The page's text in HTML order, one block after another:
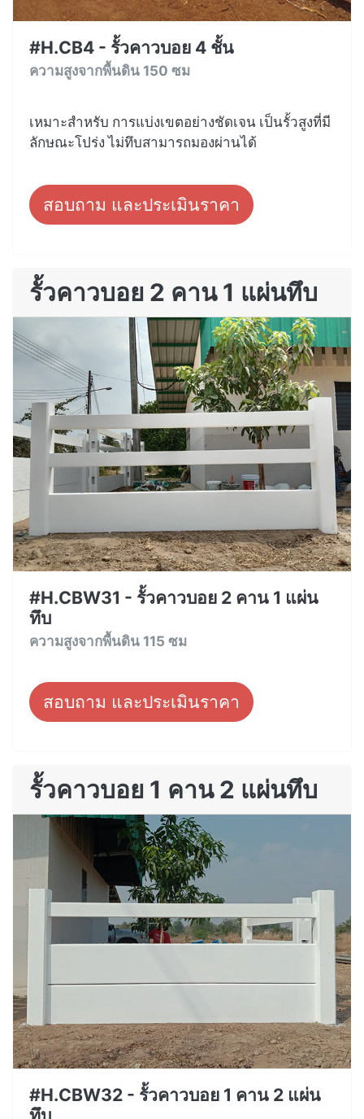
#H.CB4 - รั้วคาวบอย 4 ชั้น
ความสูงจากพื้นดิน 150 ซม
เหมาะสำหรับ การแบ่งเขตอย่างชัดเจน เป็นรั้วสูงที่มี
ลักษณะโปร่ง ไม่ทึบสามารถมองผ่านได้
สอบถาม และประเมินราคา
รั้วคาวบอย 2 คาน 1 แผ่นทึบ
#H.CBW31 - รั้วคาวบอย 2 คาน 1 แผ่น
ทึบ
ความสูงจากพื้นดิน 115 ซม
สอบถาม และประเมินราคา
รั้วคาวบอย 1 คาน 2 แผ่นทึบ
#H.CBW32 - รั้วคาวบอย 1 คาน 2 แผ่น